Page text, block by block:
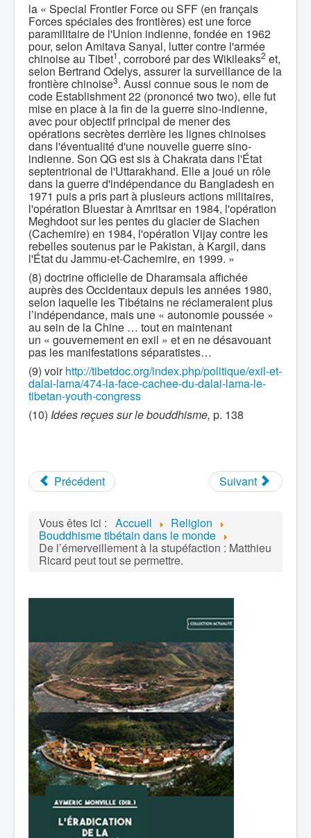
la « Special Frontier Force ou SFF (en français
Forces spéciales des frontières) est une force
paramilitaire de l'Union indienne, fondée en 1962
pour, selon Amitava Sanyal, lutter contre l'armée
chinoise au Tibet1, corroboré par des Wikileaks2 et,
selon Bertrand Odelys, assurer la surveillance de la
frontière chinoise3. Aussi connue sous le nom de
code Establishment 22 (prononcé two two), elle fut
mise en place à la fin de la guerre sino-indienne,
avec pour objectif principal de mener des
opérations secrètes derrière les lignes chinoises
dans l'éventualité d'une nouvelle guerre sino-
indienne. Son QG est sis à Chakrata dans l'État
septentrional de l'Uttarakhand. Elle a joué un rôle
dans la guerre d'indépendance du Bangladesh en
1971 puis a pris part à plusieurs actions militaires,
l'opération Bluestar à Amritsar en 1984, l'opération
Meghdoot sur les pentes du glacier de Siachen
(Cachemire) en 1984, l'opération Vijay contre les
rebelles soutenus par le Pakistan, à Kargil, dans
l'État du Jammu-et-Cachemire, en 1999. »
(8) doctrine officielle de Dharamsala affichée
auprès des Occidentaux depuis les années 1980,
selon laquelle les Tibétains ne réclameraient plus
l’indépendance, mais une « autonomie poussée »
au sein de la Chine … tout en maintenant
un « gouvernement en exil » et en ne désavouant
pas les manifestations séparatistes…
(9) voirhttp://tibetdoc.org/index.php/politique/exil-et-
dalai-lama/474-la-face-cachee-du-dalai-lama-le-
tibetan-youth-congress
(10) Idées reçues sur le bouddhisme, p. 138
Précédent Suivant
Vous êtes ici : Accueil Religion
Bouddhisme tibétain dans le monde
De l’émerveillement à la stupéfaction : Matthieu
Ricard peut tout se permettre.